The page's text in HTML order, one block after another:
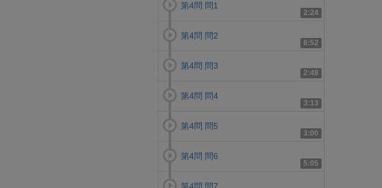
2:24
第4問 問1
6:52
第4問 問2
2:48
第4問 問3
3:13
第4問 問4
3:00
第4問 問5
5:05
第4問 問6